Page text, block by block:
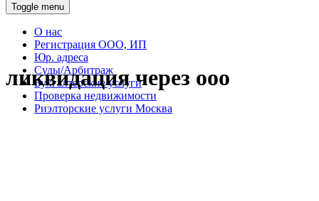
Toggle menu
О нас
Регистрация ООО, ИП
Юр. адреса
Суды/Арбитраж
Бухгалтерские услуги
Проверка недвижимости
Риэлторские услуги Москва
ликвидация через ооо